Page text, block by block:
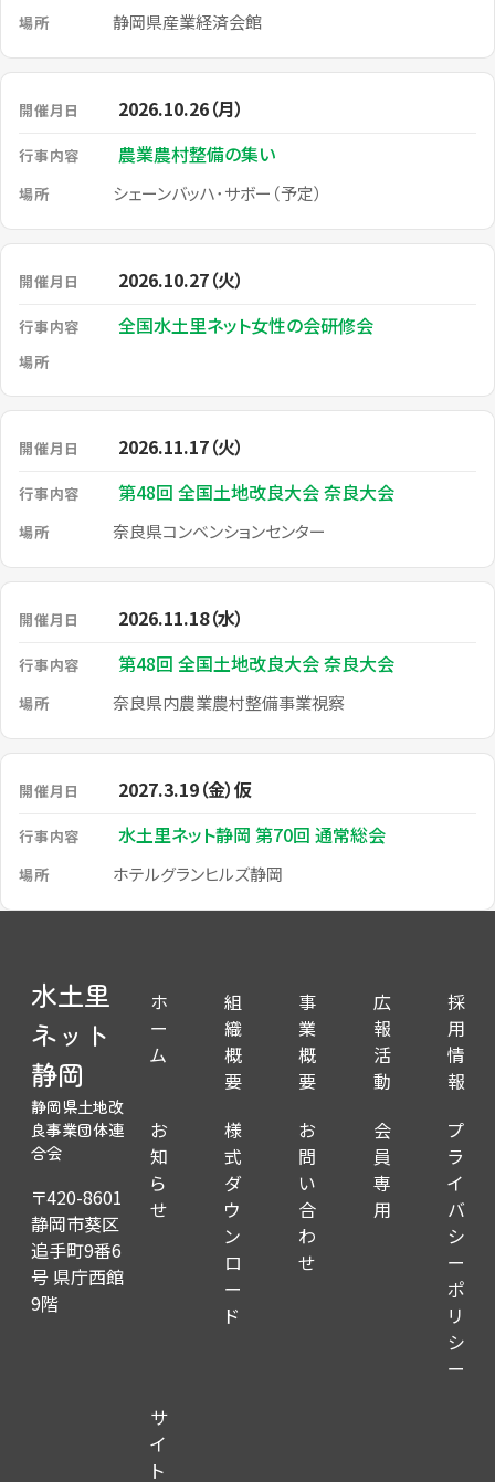
静岡県産業経済会館
2026.10.26（月）
農業農村整備の集い
シェーンバッハ･サボー（予定）
2026.10.27（火）
全国水土里ネット女性の会研修会
2026.11.17（火）
第48回 全国土地改良大会 奈良大会
奈良県コンベンションセンター
2026.11.18（水）
第48回 全国土地改良大会 奈良大会
奈良県内農業農村整備事業視察
2027.3.19（金）仮
水土里ネット静岡 第70回 通常総会
ホテルグランヒルズ静岡
水土里
ネット
静岡
静岡県土地改
良事業団体連
合会
〒420-8601
静岡市葵区
追手町9番6
号 県庁西館
9階
ホ
ー
ム
組
織
概
要
事
業
概
要
広
報
活
動
採
用
情
報
お
知
ら
せ
様
式
ダ
ウ
ン
ロ
ー
ド
お
問
い
合
わ
せ
会
員
専
用
プ
ラ
イ
バ
シ
ー
ポ
リ
シ
ー
サ
イ
ト